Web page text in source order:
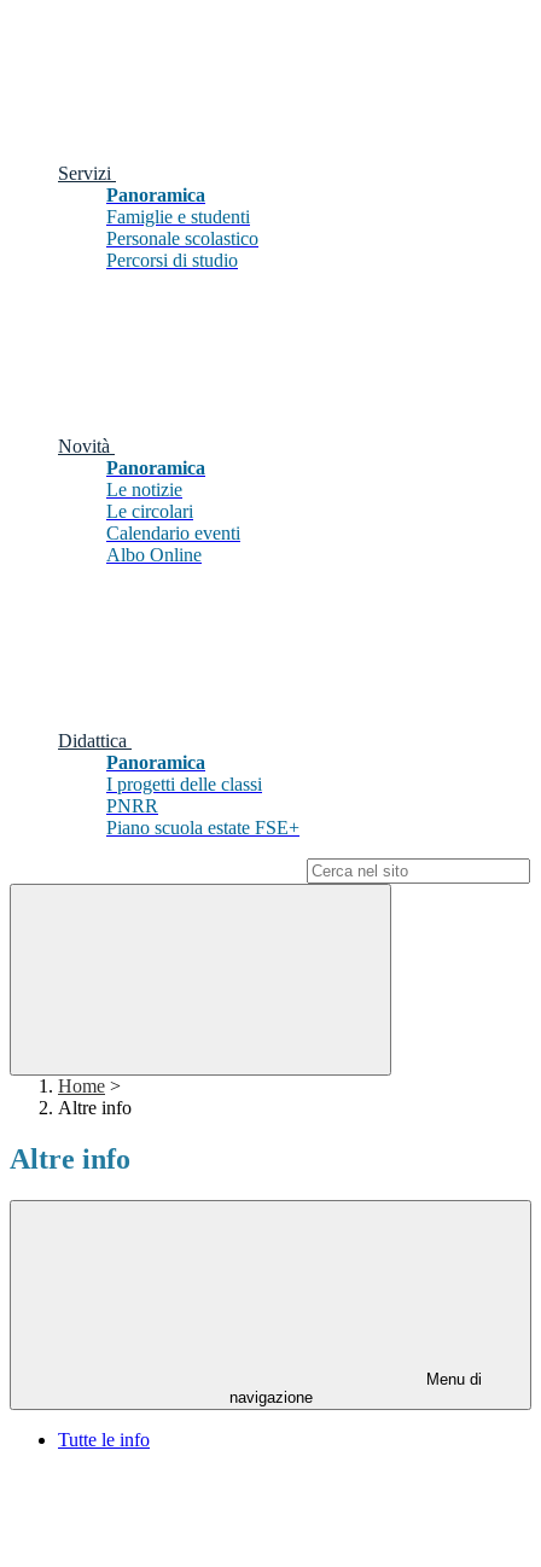
Servizi
Panoramica
Famiglie e studenti
Personale scolastico
Percorsi di studio
Novità
Panoramica
Le notizie
Le circolari
Calendario eventi
Albo Online
Didattica
Panoramica
I progetti delle classi
PNRR
Piano scuola estate FSE+
Home >
Altre info
Altre info
Menu di
navigazione
Tutte le info